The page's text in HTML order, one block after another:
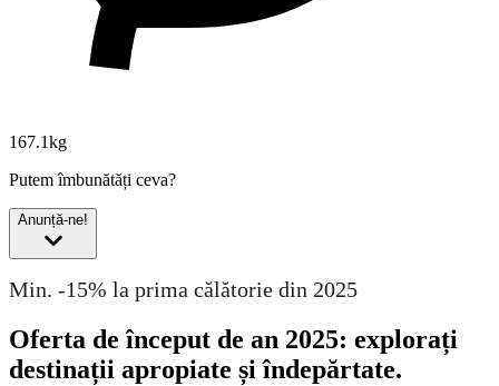
167.1kg
Putem îmbunătăți ceva?
Anunță-ne!
Min. -15% la prima călătorie din 2025
Oferta de început de an 2025: explorați
destinații apropiate și îndepărtate.